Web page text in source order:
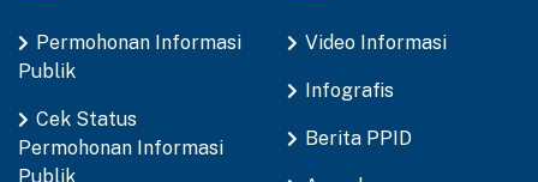
Permohonan Informasi
Publik
Cek Status
Permohonan Informasi
Publik
Video Informasi
Infografis
Berita PPID